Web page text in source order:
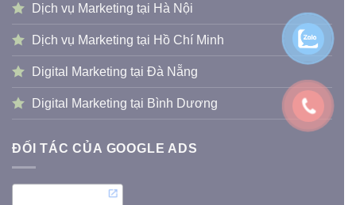
Dịch vụ Marketing tại Hà Nội
Dịch vụ Marketing tại Hồ Chí Minh
Digital Marketing tại Đà Nẵng
Digital Marketing tại Bình Dương
ĐỐI TÁC CỦA GOOGLE ADS